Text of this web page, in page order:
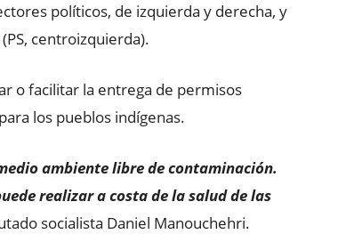
políticos, de izquierda y derecha, y
centroizquierda).
o facilitar la entrega de permisos
los pueblos indígenas.
ambiente libre de contaminación.
realizar a costa de la salud de las
socialista Daniel Manouchehri.